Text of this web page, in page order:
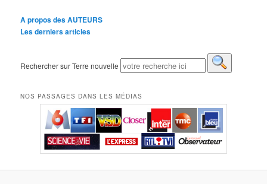
A propos des AUTEURS
Les derniers articles
Rechercher sur Terre nouvelle
NOS PASSAGES DANS LES MÉDIAS